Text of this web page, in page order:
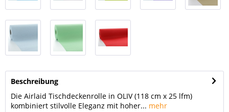
Beschreibung
Die Airlaid Tischdeckenrolle in OLIV (118 cm x 25 lfm)
kombiniert stilvolle Eleganz mit hoher... mehr